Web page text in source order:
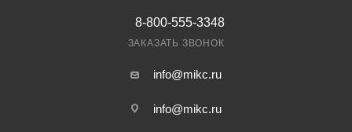
8-800-555-3348
ЗАКАЗАТЬ ЗВОНОК
info@mikc.ru
info@mikc.ru